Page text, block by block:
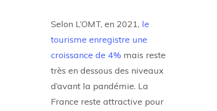
Selon L’OMT, en 2021, le
tourisme enregistre une
croissance de 4% mais reste
très en dessous des niveaux
d’avant la pandémie. La
France reste attractive pour